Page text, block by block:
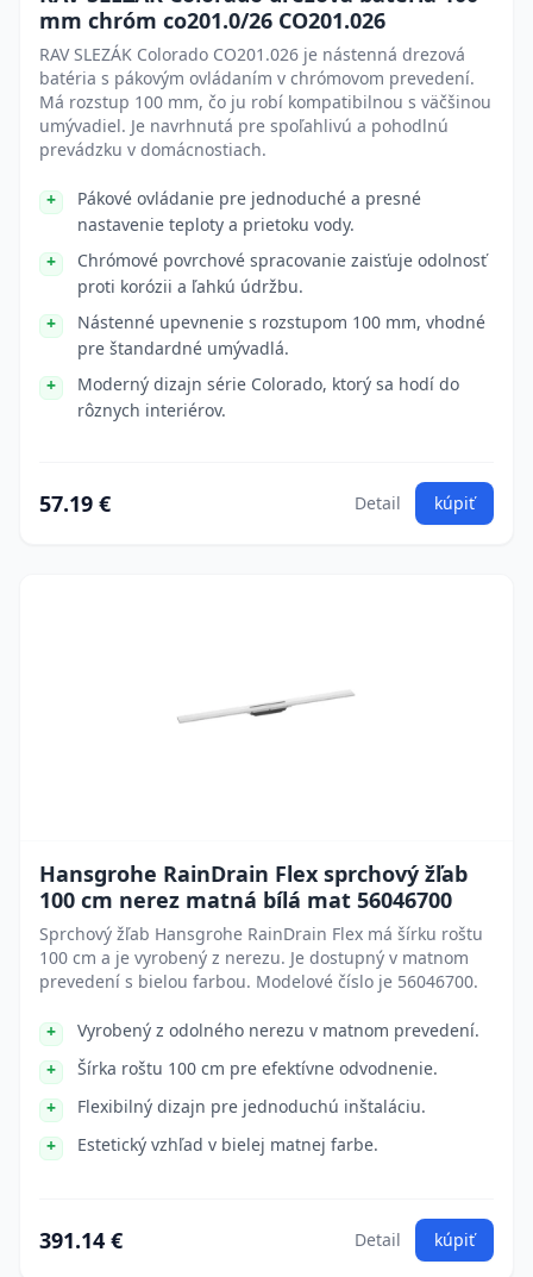
mm chróm co201.0/26 CO201.026
RAV SLEZÁK Colorado CO201.026 je nástenná drezová
batéria s pákovým ovládaním v chrómovom prevedení.
Má rozstup 100 mm, čo ju robí kompatibilnou s väčšinou
umývadiel. Je navrhnutá pre spoľahlivú a pohodlnú
prevádzku v domácnostiach.
Pákové ovládanie pre jednoduché a presné
nastavenie teploty a prietoku vody.
Chrómové povrchové spracovanie zaisťuje odolnosť
proti korózii a ľahkú údržbu.
Nástenné upevnenie s rozstupom 100 mm, vhodné
pre štandardné umývadlá.
Moderný dizajn série Colorado, ktorý sa hodí do
rôznych interiérov.
57.19 € Detail kúpiť
Hansgrohe RainDrain Flex sprchový žľab
100 cm nerez matná bílá mat 56046700
Sprchový žľab Hansgrohe RainDrain Flex má šírku roštu
100 cm a je vyrobený z nerezu. Je dostupný v matnom
prevedení s bielou farbou. Modelové číslo je 56046700.
Vyrobený z odolného nerezu v matnom prevedení.
Šírka roštu 100 cm pre efektívne odvodnenie.
Flexibilný dizajn pre jednoduchú inštaláciu.
Estetický vzhľad v bielej matnej farbe.
391.14 € Detail kúpiť